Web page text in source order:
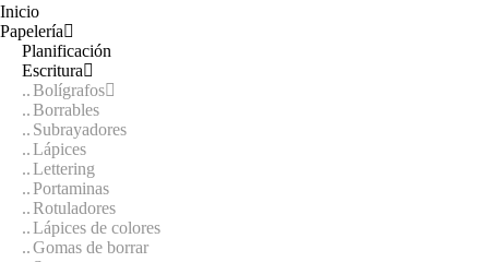
Inicio
Papelería
Planificación
Escritura
Bolígrafos
Borrables
Subrayadores
Lápices
Lettering
Portaminas
Rotuladores
Lápices de colores
Gomas de borrar